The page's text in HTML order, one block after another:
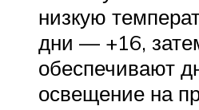
низкую
дни — +16,
обеспечивают
освещение на